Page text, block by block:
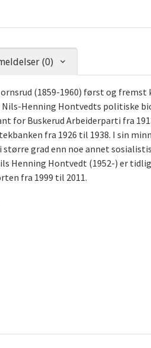
(0)
(1859-1960) først og
Nils-Henning Hontvedts
for Buskerud Arbeiderparti fra
fra 1926 til 1938. I sin
grad enn noe annet
Henning Hontvedt (1952-) er
fra 1999 til 2011.